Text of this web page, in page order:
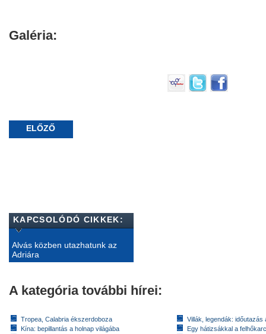
Galéria:
ELŐZŐ
KAPCSOLÓDÓ CIKKEK:
Alvás közben utazhatunk az
Adriára
A kategória további hírei:
Tropea, Calabria ékszerdoboza
Kína: bepillantás a holnap világába
Villák, legendák: időutazás
Egy hátizsákkal a